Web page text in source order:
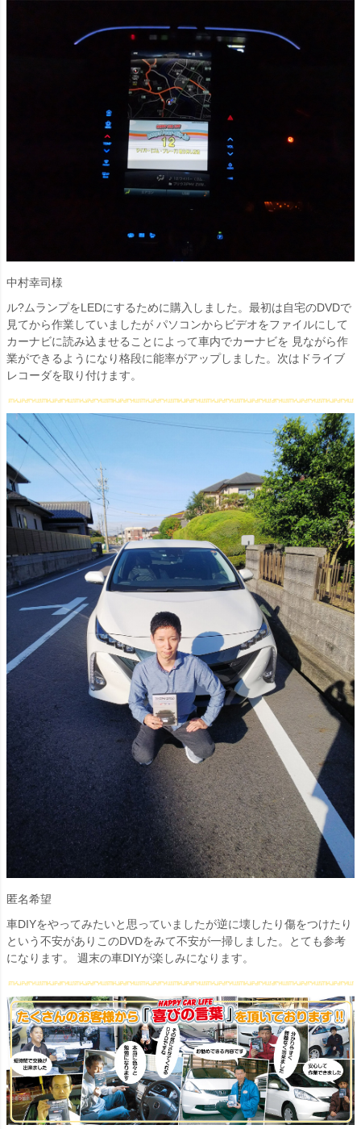
中村幸司様
ル?ムランプをLEDにするために購入しました。最初は自宅のDVDで
見てから作業していましたが パソコンからビデオをファイルにして
カーナビに読み込ませることによって車内でカーナビを 見ながら作
業ができるようになり格段に能率がアップしました。次はドライブ
レコーダを取り付けます。
匿名希望
車DIYをやってみたいと思っていましたが逆に壊したり傷をつけたり
という不安がありこのDVDをみて不安が一掃しました。とても参考
になります。 週末の車DIYが楽しみになります。